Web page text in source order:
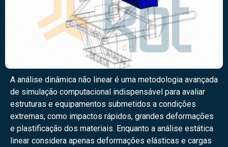
A análise dinâmica não linear é uma metodologia avançada
de simulação computacional indispensável para avaliar
estruturas e equipamentos submetidos a condições
extremas, como impactos rápidos, grandes deformações
e plastificação dos materiais. Enquanto a análise estática
linear considera apenas deformações elásticas e cargas